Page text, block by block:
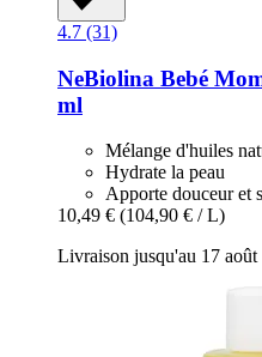
4.7 (31)
NeBiolina Bebé
ml
Mélange d'huiles
Hydrate la peau
Apporte douceur et
10,49 € (104,90 € / L)
Livraison jusqu'au 17 août